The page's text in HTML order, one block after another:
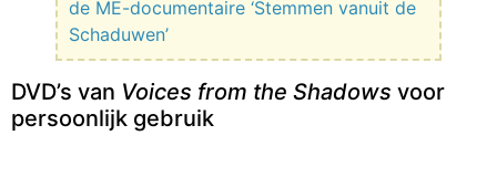
de ME-documentaire ‘Stemmen vanuit de
Schaduwen’
DVD’s van Voices from the Shadows voor
persoonlijk gebruik